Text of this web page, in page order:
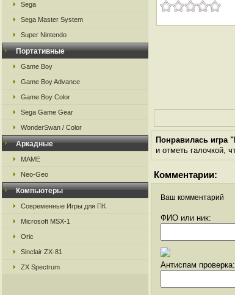
Sega
Sega Master System
Super Nintendo
Портативные
Game Boy
Game Boy Advance
Game Boy Color
Sega Game Gear
WonderSwan / Color
Аркадные
MAME
Neo-Geo
Компьютеры
Современные Игры для ПК
Microsoft MSX-1
Oric
Sinclair ZX-81
ZX Spectrum
Понравилась игра
и отметь галочкой,
Комментарии:
Ваш комментарий
ФИО или ник:
Антиспам